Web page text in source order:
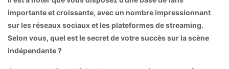
importante et croissante, avec un nombre impressionnant
sur les réseaux sociaux et les plateformes de streaming.
Selon vous, quel est le secret de votre succès sur la scène
indépendante ?